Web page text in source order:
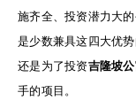
施齐全、投资潜力大
是少数兼具这四大优
还是为了投资吉隆坡
手的项目。